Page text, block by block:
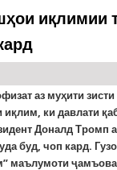
иқлимии
аз муҳити
иқлим, ки давлати
Доналд Тромп
буд, чоп кард.
маълумоти